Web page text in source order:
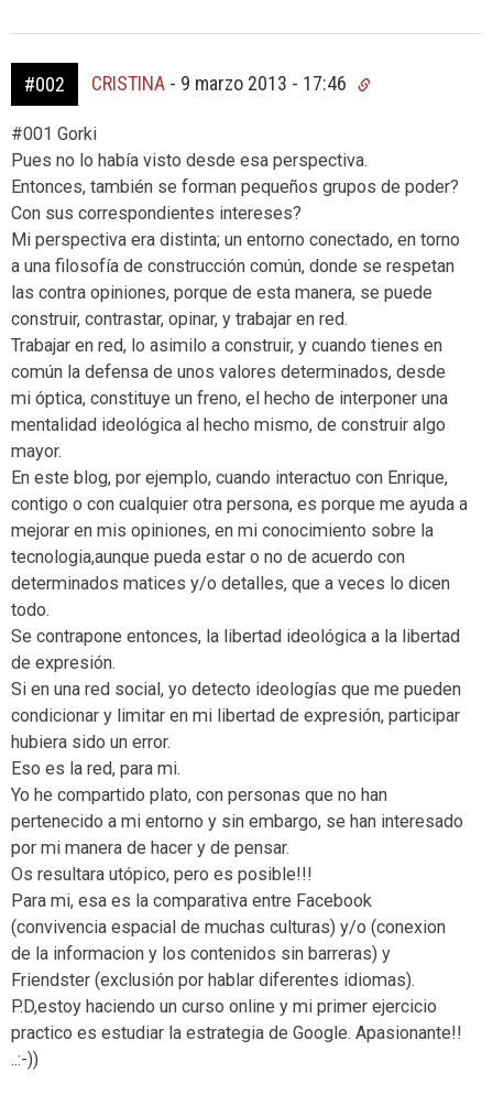
#002 CRISTINA - 9 marzo 2013 - 17:46
#001 Gorki
Pues no lo había visto desde esa perspectiva.
Entonces, también se forman pequeños grupos de poder?
Con sus correspondientes intereses?
Mi perspectiva era distinta; un entorno conectado, en torno
a una filosofía de construcción común, donde se respetan
las contra opiniones, porque de esta manera, se puede
construir, contrastar, opinar, y trabajar en red.
Trabajar en red, lo asimilo a construir, y cuando tienes en
común la defensa de unos valores determinados, desde
mi óptica, constituye un freno, el hecho de interponer una
mentalidad ideológica al hecho mismo, de construir algo
mayor.
En este blog, por ejemplo, cuando interactuo con Enrique,
contigo o con cualquier otra persona, es porque me ayuda a
mejorar en mis opiniones, en mi conocimiento sobre la
tecnologia,aunque pueda estar o no de acuerdo con
determinados matices y/o detalles, que a veces lo dicen
todo.
Se contrapone entonces, la libertad ideológica a la libertad
de expresión.
Si en una red social, yo detecto ideologías que me pueden
condicionar y limitar en mi libertad de expresión, participar
hubiera sido un error.
Eso es la red, para mi.
Yo he compartido plato, con personas que no han
pertenecido a mi entorno y sin embargo, se han interesado
por mi manera de hacer y de pensar.
Os resultara utópico, pero es posible!!!
Para mi, esa es la comparativa entre Facebook
(convivencia espacial de muchas culturas) y/o (conexion
de la informacion y los contenidos sin barreras) y
Friendster (exclusión por hablar diferentes idiomas).
P.D,estoy haciendo un curso online y mi primer ejercicio
practico es estudiar la estrategia de Google. Apasionante!!
..:-))